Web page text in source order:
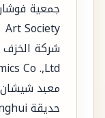
Art Society
Co .,Ltd
معبد شيشان Xishan Temple
حديقة Qinghui